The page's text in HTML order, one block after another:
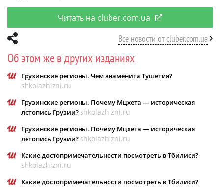
Читать на cluber.com.ua
Все новости от cluber.com.ua
Об этом же в других изданиях
Грузинские регионы. Чем знаменита Тушетия?
shkolazhizni.ru
Грузинские регионы. Почему Мцхета — историческая
летопись Грузии? shkolazhizni.ru
Грузинские регионы. Почему Мцхета — историческая
летопись Грузии? shkolazhizni.ru
Какие достопримечательности посмотреть в Тбилиси?
shkolazhizni.ru
Какие достопримечательности посмотреть в Тбилиси?